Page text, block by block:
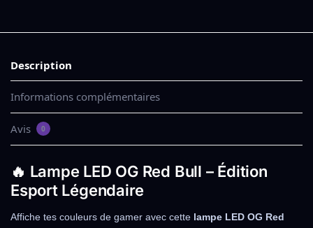
Description
Informations complémentaires
Avis 0
🔥 Lampe LED OG Red Bull – Édition
Esport Légendaire
Affiche tes couleurs de gamer avec cette lampe LED OG Red